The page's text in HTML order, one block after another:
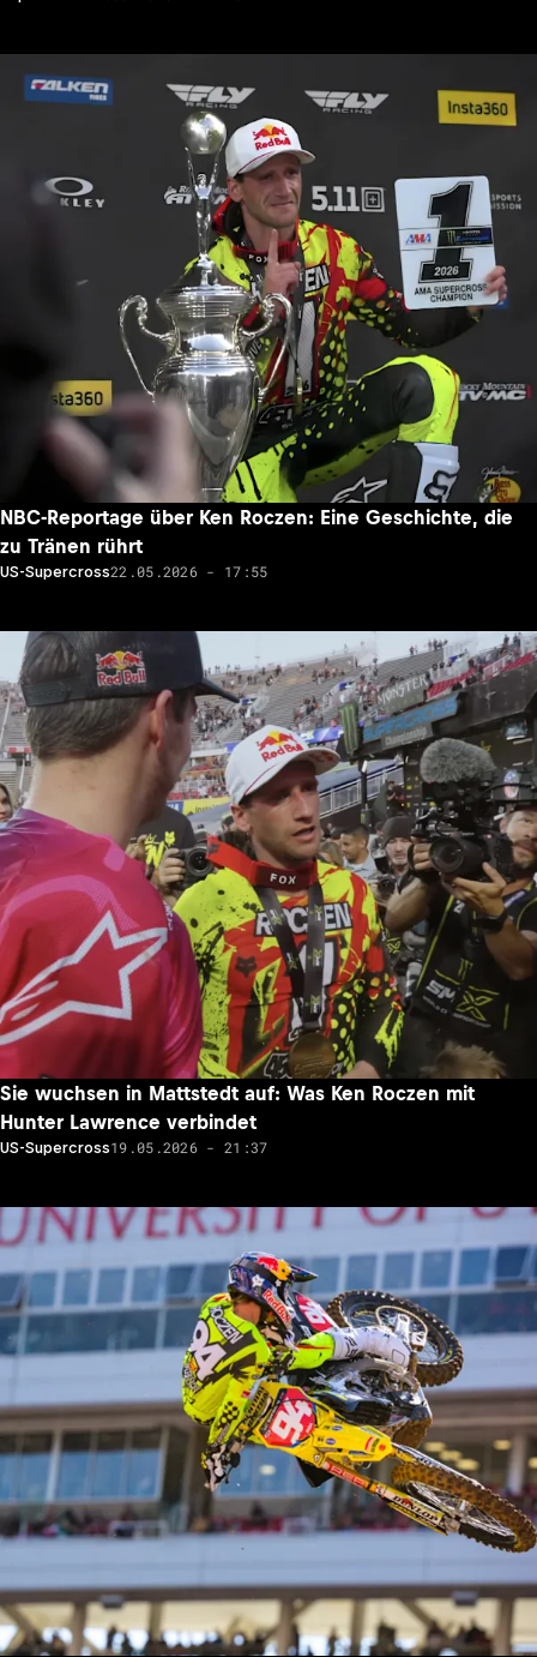
NBC-Reportage über Ken Roczen: Eine Geschichte, die
zu Tränen rührt
US-Supercross22.05.2026 - 17:55
Sie wuchsen in Mattstedt auf: Was Ken Roczen mit
Hunter Lawrence verbindet
US-Supercross19.05.2026 - 21:37